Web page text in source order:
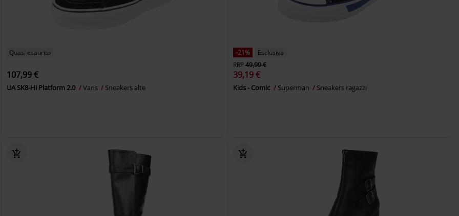
Quasi esaurito
107,99 €
UA SK8-Hi Platform 2.0 Vans Sneakers alte
-21%
Esclusiva
RRP49,99 €
39,19 €
Kids - Comic Superman Sneakers ragazzi